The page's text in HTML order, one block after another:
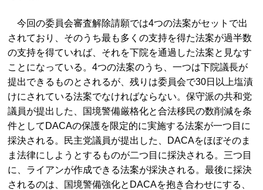
今回の委員会審査解除請願では4つの法案がセットで出
されており、そのうち最も多くの支持を得た法案が過半数
の支持を得ていれば、それを下院を通過した法案と見なす
ことになっている。4つの法案のうち、一つは下院議長が
提出できるものとされるが、残りは委員会で30日以上塩漬
けにされている法案でなければならない。保守派の共和党
議員が提出した、国境警備厳格化と合法移民の数削減を条
件としてDACAの保護を限定的に実施する法案が一つ目に
採決される。民主党議員が提出した、DACAをほぼそのま
ま法律にしようとするものが二つ目に採決される。三つ目
に、ライアンが作成できる法案が採決される。最後に採決
されるのは、国境警備強化とDACAを抱き合わせにする、